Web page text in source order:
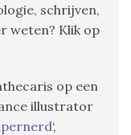
schrijven,
weten? Klik op
op een
illustrator
‘,